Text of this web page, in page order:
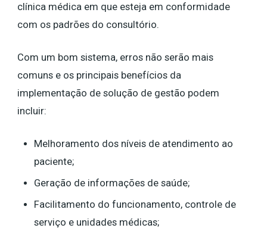
clínica médica em que esteja em conformidade
com os padrões do consultório.
Com um bom sistema, erros não serão mais
comuns e os principais benefícios da
implementação de solução de gestão podem
incluir:
Melhoramento dos níveis de atendimento ao
paciente;
Geração de informações de saúde;
Facilitamento do funcionamento, controle de
serviço e unidades médicas;